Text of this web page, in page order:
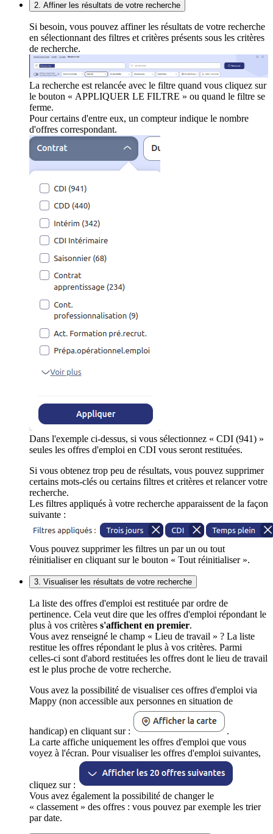
2. Affiner les résultats de votre recherche
Si besoin, vous pouvez affiner les résultats de votre recherche
en sélectionnant des filtres et critères présents sous les critères
de recherche.
La recherche est relancée avec le filtre quand vous cliquez sur
le bouton « APPLIQUER LE FILTRE » ou quand le filtre se
ferme.
Pour certains d'entre eux, un compteur indique le nombre
d'offres correspondant.
Dans l'exemple ci-dessus, si vous sélectionnez « CDI (941) »
seules les offres d'emploi en CDI vous seront restituées.
Si vous obtenez trop peu de résultats, vous pouvez supprimer
certains mots-clés ou certains filtres et critères et relancer votre
recherche.
Les filtres appliqués à votre recherche apparaissent de la façon
suivante :
Vous pouvez supprimer les filtres un par un ou tout
réinitialiser en cliquant sur le bouton « Tout réinitialiser ».
3. Visualiser les résultats de votre recherche
La liste des offres d'emploi est restituée par ordre de
pertinence. Cela veut dire que les offres d'emploi répondant le
plus à vos critères s'affichent en premier.
Vous avez renseigné le champ « Lieu de travail » ? La liste
restitue les offres répondant le plus à vos critères. Parmi
celles-ci sont d'abord restituées les offres dont le lieu de travail
est le plus proche de votre recherche.
Vous avez la possibilité de visualiser ces offres d'emploi via
Mappy (non accessible aux personnes en situation de
handicap) en cliquant sur :
.
La carte affiche uniquement les offres d'emploi que vous
voyez à l'écran. Pour visualiser les offres d'emploi suivantes,
cliquez sur :
Vous avez également la possibilité de changer le
« classement » des offres : vous pouvez par exemple les trier
par date.